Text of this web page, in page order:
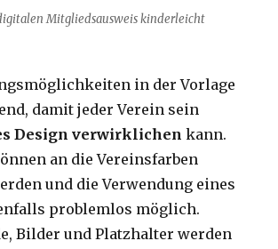
Mitgliedsausweis kinderleicht
in der Vorlage
damit jeder Verein sein
Design verwirklichen kann.
an die Vereinsfarben
und die Verwendung eines
problemlos möglich.
Bilder und Platzhalter werden